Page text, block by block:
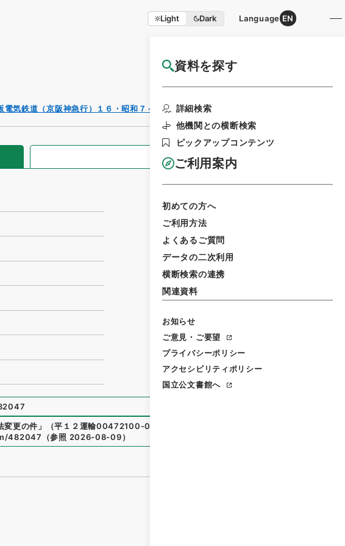
Light Dark Language EN
資料を探す
詳細検索
他機関との横断検索
ピックアップコンテンツ
ご利用案内
初めての方へ
ご利用方法
よくあるご質問
データの二次利用
横断検索の連携
関連資料
お知らせ
ご意見・ご要望
プライバシーポリシー
アクセシビリティポリシー
国立公文書館へ
国立公文書館HP利用案内
電気鉄道（京阪神急行）１６・昭和７～９年
全ての情報
変更の件 」 （平１２運輸00472100-00900
482047 （参照 2026-08-09）